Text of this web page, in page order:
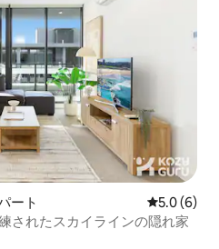
ート レビュー6
5.0 (6)
されたスカイラインの隠れ家